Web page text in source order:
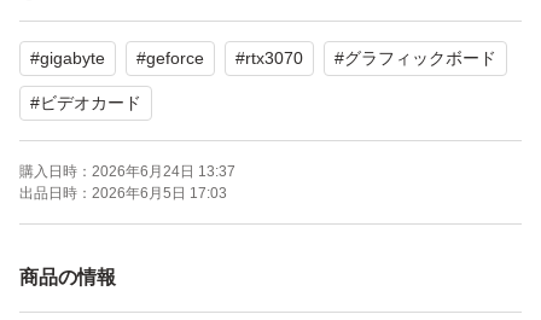
喫煙なし、マイニングなし、ペットなし
よろしくお願いします
#gigabyte #geforce #rtx3070 #グラフィックボード
#ビデオカード
購入日時： 2026年6月24日 13:37
出品日時： 2026年6月5日 17:03
商品の情報